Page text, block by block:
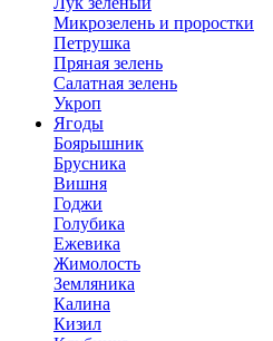
Микрозелень и проростки
Петрушка
Пряная зелень
Салатная зелень
Укроп
Ягоды
Боярышник
Брусника
Вишня
Годжи
Голубика
Ежевика
Жимолость
Земляника
Калина
Кизил